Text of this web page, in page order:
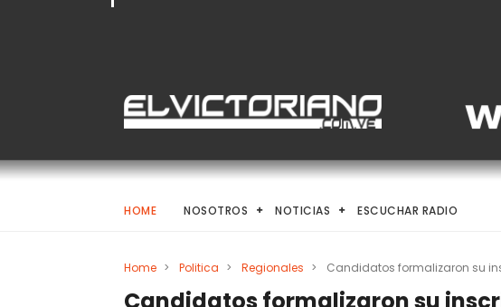
HOME NOSOTROS NOTICIAS ESCUCHAR RADIO
Home > Politica > Regionales > Candidatos formalizaron su